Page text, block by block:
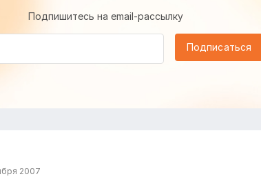
Подпишитесь на email-рассылку
Подписаться
2007